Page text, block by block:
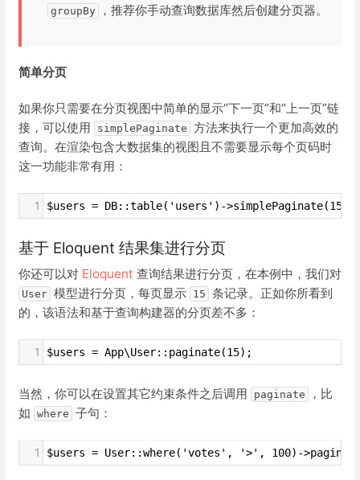
groupBy ，推荐你手动查询数据库然后创建分页器。
简单分页
如果你只需要在分页视图中简单的显示“下一页”和“上一页”链
接，可以使用
simplePaginate 方法来执行一个更加高效的
查询。在渲染包含大数据集的视图且不需要显示每个页码时
这一功能非常有用：
1 $users = DB::table('users')->simplePaginate(15);
基于 Eloquent 结果集进行分页
你还可以对 Eloquent 查询结果进行分页，在本例中，我们对
User 模型进行分页，每页显示 15 条记录。正如你所看到
的，该语法和基于查询构建器的分页差不多：
1 $users = App\User::paginate(15);
当然，你可以在设置其它约束条件之后调用 paginate
，比
如 where 子句：
1 $users = User::where('votes', '>', 100)-